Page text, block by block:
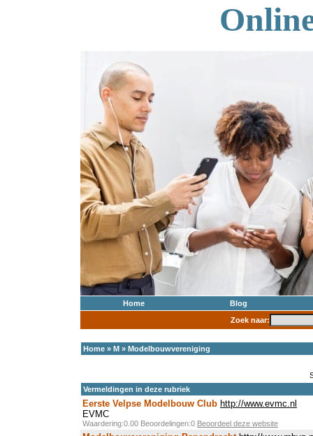
Home
Blog
Zoek naar:
Home » M » Modelbouwvereniging
Vermeldingen in deze rubriek
Eerste Velpse Modelbouw Club http://www.evmc.nl
EVMC
Waardering:0.00 Beoordelingen:0 Beoordeel deze website